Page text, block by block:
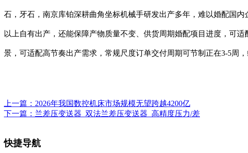
石，牙石，南京库铂深耕曲角坐标机械手研发出产多年，难以婚配国
以上自有出产，还能保障产物质量不变、供货周期婚配项目进度，可
景，可适配高节奏出产需求，常规尺度订单交付周期可节制正在3-5周
上一篇： 2026年我国数控机床市场规模无望跨越4200亿
下一篇： 兰差压变送器_双法兰差压变送器_高精度压力/差
快捷导航